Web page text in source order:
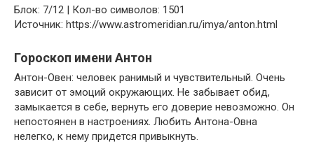
Блок: 7/12 | Кол-во символов: 1501
Источник: https://www.astromeridian.ru/imya/anton.html
Гороскоп имени Антон
Антон-Овен: человек ранимый и чувствительный. Очень
зависит от эмоций окружающих. Не забывает обид,
замыкается в себе, вернуть его доверие невозможно. Он
непостоянен в настроениях. Любить Антона-Овна
нелегко, к нему придется привыкнуть.